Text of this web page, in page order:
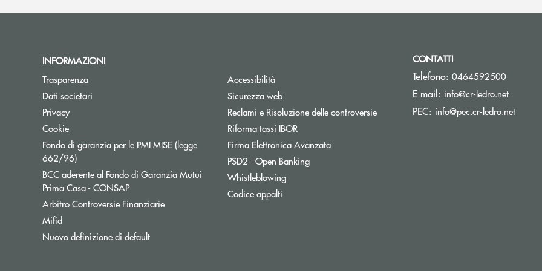
INFORMAZIONI
Trasparenza
Dati societari
Privacy
Cookie
Fondo di garanzia per le PMI MISE (legge
662/96)Apre una nuova finestra
BCC aderente al Fondo di Garanzia Mutui
Prima Casa - CONSAPApre una nuova finestra
Arbitro Controversie FinanziarieApre una nuova finestra
Mifid
Nuovo definizione di default
Accessibilità
Sicurezza web
Reclami e Risoluzione delle controversie
Riforma tassi IBORApre una nuova finestra
Firma Elettronica Avanzata
PSD2 - Open BankingApre una nuova finestra
Whistleblowing
Codice appalti
CONTATTI
Telefono: 0464592500
E-mail: info@cr-ledro.net(si apre
PEC: info@pec.cr-ledro.net(si